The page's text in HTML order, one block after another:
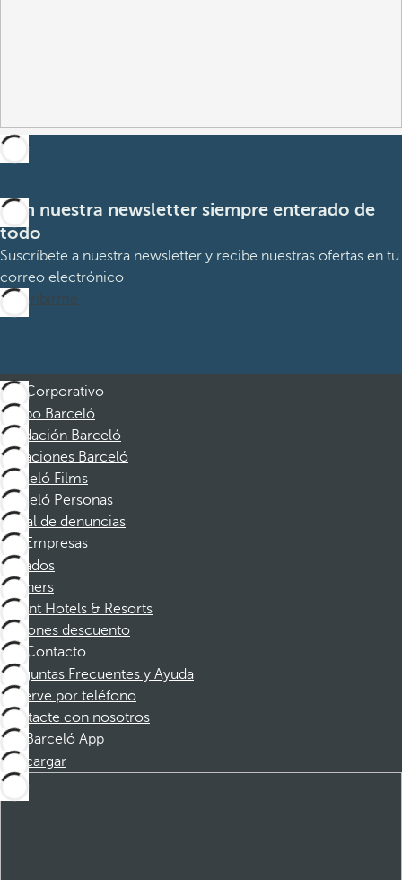
Con nuestra newsletter siempre enterado de
todo
Suscríbete a nuestra newsletter y recibe nuestras ofertas en tu
correo electrónico
Suscribirme
Corporativo
Grupo Barceló
Fundación Barceló
Vacaciones Barceló
Barceló Films
Barceló Personas
Canal de denuncias
Empresas
Afiliados
Partners
Dorint Hotels & Resorts
Cupones descuento
Contacto
Preguntas Frecuentes y Ayuda
Reserve por teléfono
Contacte con nosotros
Barceló App
Descargar